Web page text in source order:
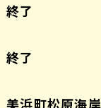
終了
終了
美浜町松原海岸